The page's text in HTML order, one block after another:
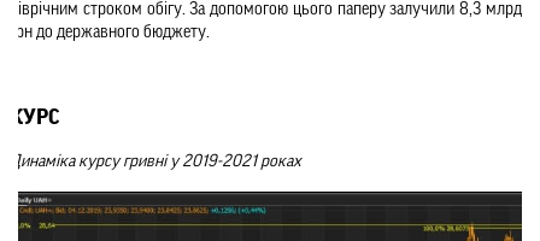
піврічним строком обігу. За допомогою цього паперу залучили 8,3 млрд
грн до державного бюджету.
КУРС
Динаміка курсу гривні у 2019-2021 роках